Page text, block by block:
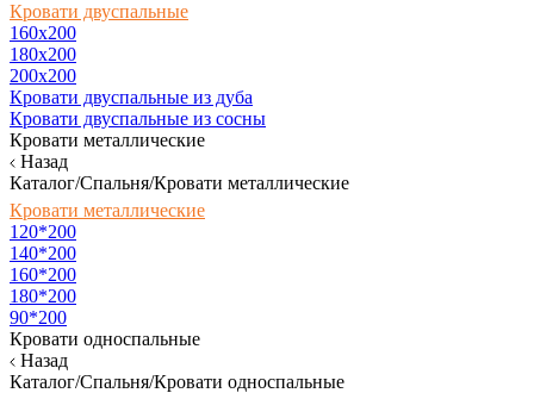
Кровати двуспальные
160х200
180x200
200x200
Кровати двуспальные из дуба
Кровати двуспальные из сосны
Кровати металлические
Назад
Каталог/Спальня/Кровати металлические
Кровати металлические
120*200
140*200
160*200
180*200
90*200
Кровати односпальные
Назад
Каталог/Спальня/Кровати односпальные